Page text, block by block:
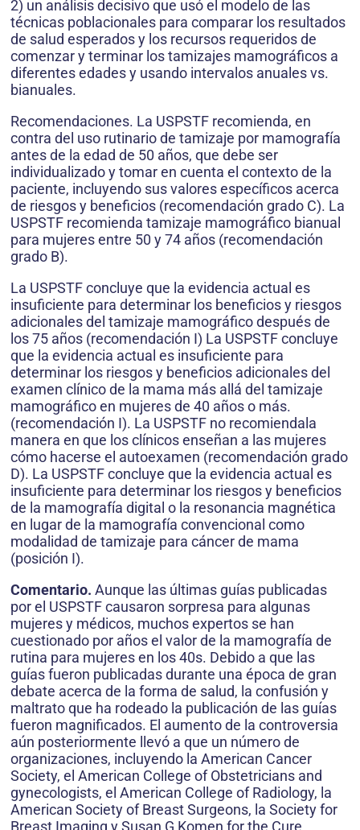
2) un análisis decisivo que usó el modelo de las
técnicas poblacionales para comparar los resultados
de salud esperados y los recursos requeridos de
comenzar y terminar los tamizajes mamográficos a
diferentes edades y usando intervalos anuales vs.
bianuales.
Recomendaciones. La USPSTF recomienda, en
contra del uso rutinario de tamizaje por mamografía
antes de la edad de 50 años, que debe ser
individualizado y tomar en cuenta el contexto de la
paciente, incluyendo sus valores específicos acerca
de riesgos y beneficios (recomendación grado C). La
USPSTF recomienda tamizaje mamográfico bianual
para mujeres entre 50 y 74 años (recomendación
grado B).
La USPSTF concluye que la evidencia actual es
insuficiente para determinar los beneficios y riesgos
adicionales del tamizaje mamográfico después de
los 75 años (recomendación I) La USPSTF concluye
que la evidencia actual es insuficiente para
determinar los riesgos y beneficios adicionales del
examen clínico de la mama más allá del tamizaje
mamográfico en mujeres de 40 años o más.
(recomendación I). La USPSTF no recomiendala
manera en que los clínicos enseñan a las mujeres
cómo hacerse el autoexamen (recomendación grado
D). La USPSTF concluye que la evidencia actual es
insuficiente para determinar los riesgos y beneficios
de la mamografía digital o la resonancia magnética
en lugar de la mamografía convencional como
modalidad de tamizaje para cáncer de mama
(posición I).
Comentario. Aunque las últimas guías publicadas
por el USPSTF causaron sorpresa para algunas
mujeres y médicos, muchos expertos se han
cuestionado por años el valor de la mamografía de
rutina para mujeres en los 40s. Debido a que las
guías fueron publicadas durante una época de gran
debate acerca de la forma de salud, la confusión y
maltrato que ha rodeado la publicación de las guías
fueron magnificados. El aumento de la controversia
aún posteriormente llevó a que un número de
organizaciones, incluyendo la American Cancer
Society, el American College of Obstetricians and
gynecologists, el American College of Radiology, la
American Society of Breast Surgeons, la Society for
Breast Imaging y Susan G Komen for the Cure,